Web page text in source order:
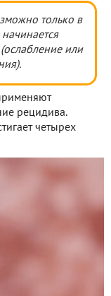
только в
(ослабление или
рецидива.
четырех